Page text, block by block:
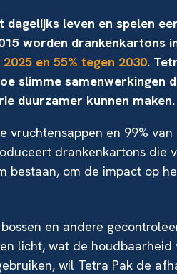
leven en spelen
worden drankenkartons
en 55% tegen 2030.
slimme samenwerkingen
duurzamer kunnen maken.
vruchtensappen en 99%
drankenkartons die
bestaan, om de impact op
en andere
licht, wat de
wil Tetra Pak de